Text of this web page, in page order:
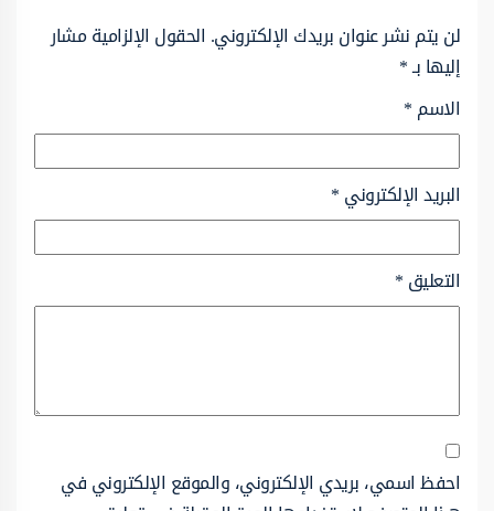
لن يتم نشر عنوان بريدك الإلكتروني. الحقول الإلزامية مشار
إليها بـ*
الاسم*
البريد الإلكتروني*
التعليق*
احفظ اسمي، بريدي الإلكتروني، والموقع الإلكتروني في